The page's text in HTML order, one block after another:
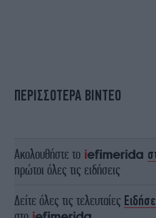
ΠΕΡΙΣΣΟΤΕΡΑ ΒΙΝΤΕΟ
Ακολουθήστε το
πρώτοι όλες τις ειδήσεις
Δείτε όλες τις τελευταίες